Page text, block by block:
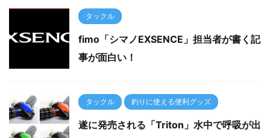
タックル
fimo「シマノEXSENCE」担当者が書く記
事が面白い！
タックル 釣りに使える便利グッズ
遂に発売される「Triton」水中で呼吸が出